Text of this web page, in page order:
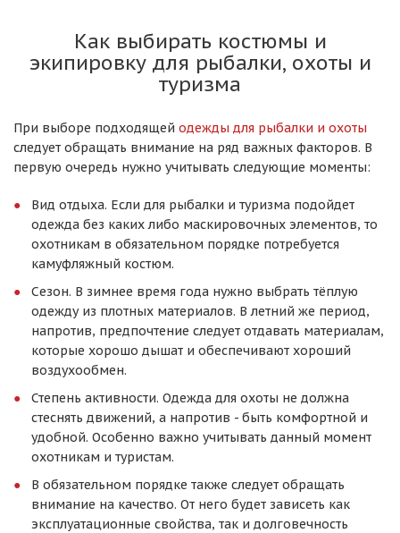
Как выбирать костюмы и
экипировку для рыбалки, охоты и
туризма
При выборе подходящей одежды для рыбалки и охоты
следует обращать внимание на ряд важных факторов. В
первую очередь нужно учитывать следующие моменты:
Вид отдыха. Если для рыбалки и туризма подойдет
одежда без каких либо маскировочных элементов, то
охотникам в обязательном порядке потребуется
камуфляжный костюм.
Сезон. В зимнее время года нужно выбрать тёплую
одежду из плотных материалов. В летний же период,
напротив, предпочтение следует отдавать материалам,
которые хорошо дышат и обеспечивают хороший
воздухообмен.
Степень активности. Одежда для охоты не должна
стеснять движений, а напротив - быть комфортной и
удобной. Особенно важно учитывать данный момент
охотникам и туристам.
В обязательном порядке также следует обращать
внимание на качество. От него будет зависеть как
эксплуатационные свойства, так и долговечность